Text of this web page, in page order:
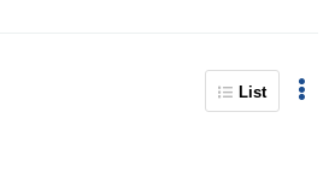
List